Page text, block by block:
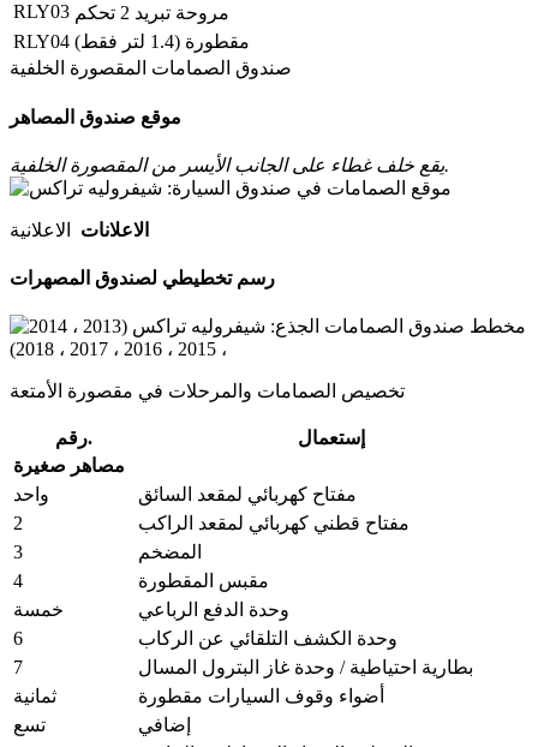
RLY03
مروحة تبريد 2 تحكم
RLY04
مقطورة (1.4 لتر فقط)
صندوق الصمامات المقصورة الخلفية
موقع صندوق المصاهر
يقع خلف غطاء على الجانب الأيسر من المقصورة الخلفية.
الاعلانات الاعلانية
رسم تخطيطي لصندوق المصهرات
تخصيص الصمامات والمرحلات في مقصورة الأمتعة
رقم.
إستعمال
مصاهر صغيرة
واحد
مفتاح كهربائي لمقعد السائق
2
مفتاح قطني كهربائي لمقعد الراكب
3
المضخم
4
مقبس المقطورة
خمسة
وحدة الدفع الرباعي
6
وحدة الكشف التلقائي عن الركاب
7
بطارية احتياطية / وحدة غاز البترول المسال
ثمانية
أضواء وقوف السيارات مقطورة
تسع
إضافي